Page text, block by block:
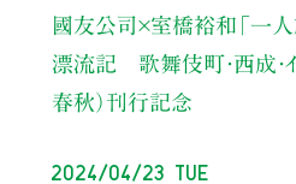
國友公司×室橋裕和 「一
漂流記 歌舞伎町・西成・イ
春秋）刊行記念
2024/04/23 Tue